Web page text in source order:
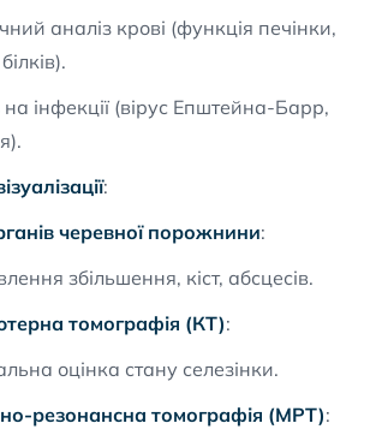
аналіз крові (функція печінки,
на інфекції (вірус Епштейна-Барр,
:
черевної порожнини:
збільшення, кіст, абсцесів.
томографія (КТ):
оцінка стану селезінки.
резонансна томографія (МРТ):